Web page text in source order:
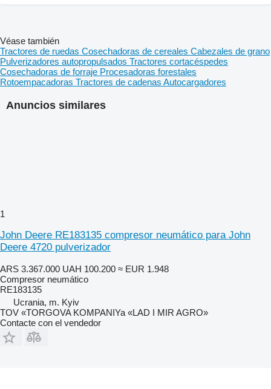
Anuncios similares
1
John Deere RE183135 compresor neumático para John
Deere 4720 pulverizador
ARS 3.367.000 UAH 100.200 ≈ EUR 1.948
Compresor neumático
RE183135
Ucrania, m. Kyiv
TOV «TORGOVA KOMPANIYa «LAD I MIR AGRO»
Contacte con el vendedor
Véase también
Tractores de ruedas Cosechadoras de cereales Cabezales de grano
Pulverizadores autopropulsados Tractores cortacéspedes
Cosechadoras de forraje Procesadoras forestales
Rotoempacadoras Tractores de cadenas Autocargadores